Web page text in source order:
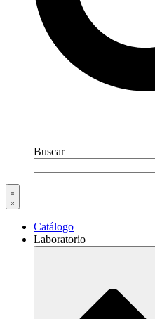
Buscar
Catálogo
Laboratorio